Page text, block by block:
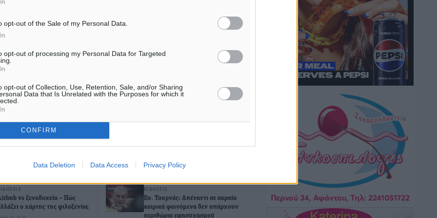
opt-out of the Sale of my Personal Data.
opt-out of processing my Personal Data for Targeted
opt-out of Collection, Use, Retention, Sale, and/or Sharing
Data that Is Unrelated with the Purposes for which it
CONFIRM
Data Deletion Data Access Privacy Policy
αναζήτησης
μας στο Google News ★ ↗
ΕΠΙΣΗΣ
vs ξενοδοχεία – Πώς
ο χάρτης της φιλοξενίας
ΕΙΔΉΣΕΙΣ
Ευ. Τουρνάς: Απέναντι σε ακραία
καιρικά φαινόμενα δεν υπάρχουν
περιθώρια εφησυχασμού
Στον Άγιο Νικόλαο Χάλκης ανοίγει
ξανά το ανανεωμένο εκκλησιαστικό
μουσείο από τη Λέσχη Lions Χάλκης
Τοπικές Ειδήσεις• πριν 1 ώρα
Ρόδος: «Βουλιάζει» από τουρίστες –
Πάνω από 1 εκατ. επιβάτες και 55
πριν 1 ώρα
Γ’ Εθνική Κατηγορία: Οι ημερομηνίες
των αγωνιστικών της κανονικής
περιόδου
Αθλητικά• πριν 7 ώρες
Κάρπαθο για άγρα πελατών
Τοπικές Ειδήσεις • πριν 7 ώρες